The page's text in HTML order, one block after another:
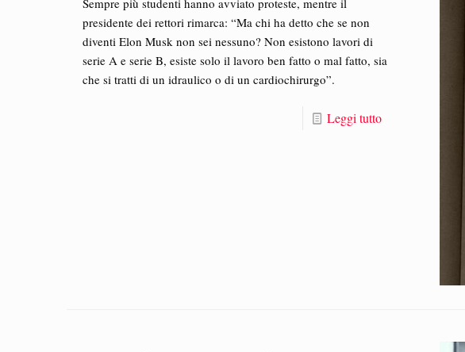
Sempre più studenti hanno avviato proteste, mentre il
presidente dei rettori rimarca: “Ma chi ha detto che se non
diventi Elon Musk non sei nessuno? Non esistono lavori di
serie A e serie B, esiste solo il lavoro ben fatto o mal fatto, sia
che si tratti di un idraulico o di un cardiochirurgo”.
Leggi tutto